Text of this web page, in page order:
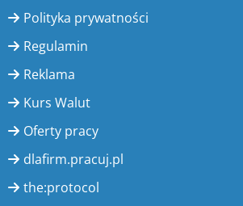
Polityka prywatności
Regulamin
Reklama
Kurs Walut
Oferty pracy
dlafirm.pracuj.pl
the:protocol